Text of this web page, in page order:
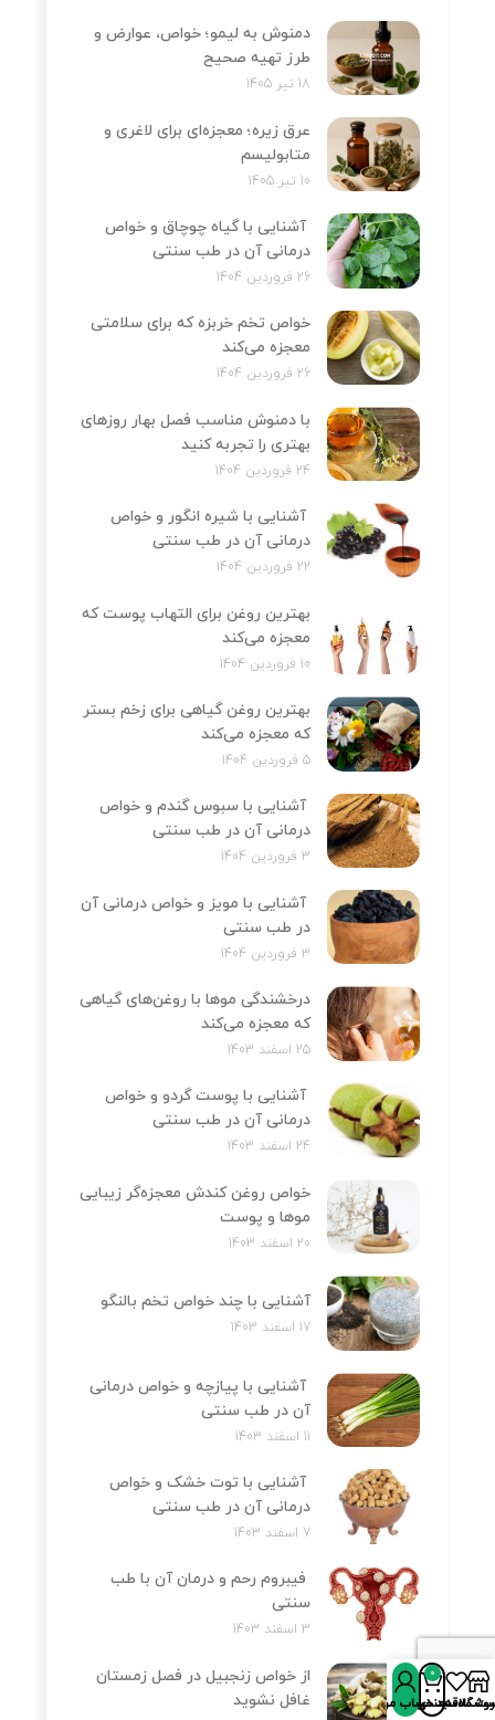
دمنوش به لیمو؛ خواص، عوارض و
طرز تهیه صحیح
18 تیر 1405
عرق زیره؛ معجزه‌ای برای لاغری و
متابولیسم
10 تیر 1405
آشنایی با گیاه چوچاق و خواص
درمانی آن در طب سنتی
26 فروردین 1404
خواص تخم خربزه که برای سلامتی
معجزه می‌کند
26 فروردین 1404
با دمنوش مناسب فصل بهار روزهای
بهتری را تجربه کنید
24 فروردین 1404
آشنایی با شیره انگور و خواص
درمانی آن در طب سنتی
22 فروردین 1404
بهترین روغن برای التهاب پوست که
معجزه می‌کند
10 فروردین 1404
بهترین روغن گیاهی برای زخم بستر
که معجزه می‌کند
5 فروردین 1404
آشنایی با سبوس گندم و خواص
درمانی آن در طب سنتی
3 فروردین 1404
آشنایی با مویز و خواص درمانی آن
در طب سنتی
3 فروردین 1404
درخشندگی موها با روغن‌های گیاهی
که معجزه می‌کند
25 اسفند 1403
آشنایی با پوست گردو و خواص
درمانی آن در طب سنتی
24 اسفند 1403
خواص روغن کندش معجزه‌‌گر زیبایی
موها و پوست
20 اسفند 1403
آشنایی با چند خواص تخم بالنگو
17 اسفند 1403
آشنایی با پیازچه و خواص درمانی
آن در طب سنتی
11 اسفند 1403
آشنایی با توت خشک و خواص
درمانی آن در طب سنتی
7 اسفند 1403
فیبروم رحم و درمان آن با طب
سنتی
3 اسفند 1403
از خواص زنجبیل در فصل زمستان
غافل نشوید
علاقه‌مندی‌ها
0
سبد خریدحساب من